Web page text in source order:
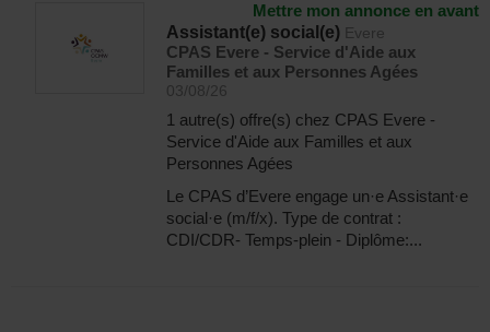
Mettre mon annonce en avant
Assistant(e) social(e) Evere
CPAS Evere - Service d'Aide aux
Familles et aux Personnes Agées
03/08/26
1 autre(s) offre(s) chez CPAS Evere -
Service d'Aide aux Familles et aux
Personnes Agées
Le CPAS d’Evere engage un·e Assistant·e
social·e (m/f/x). Type de contrat :
CDI/CDR- Temps-plein - Diplôme:...